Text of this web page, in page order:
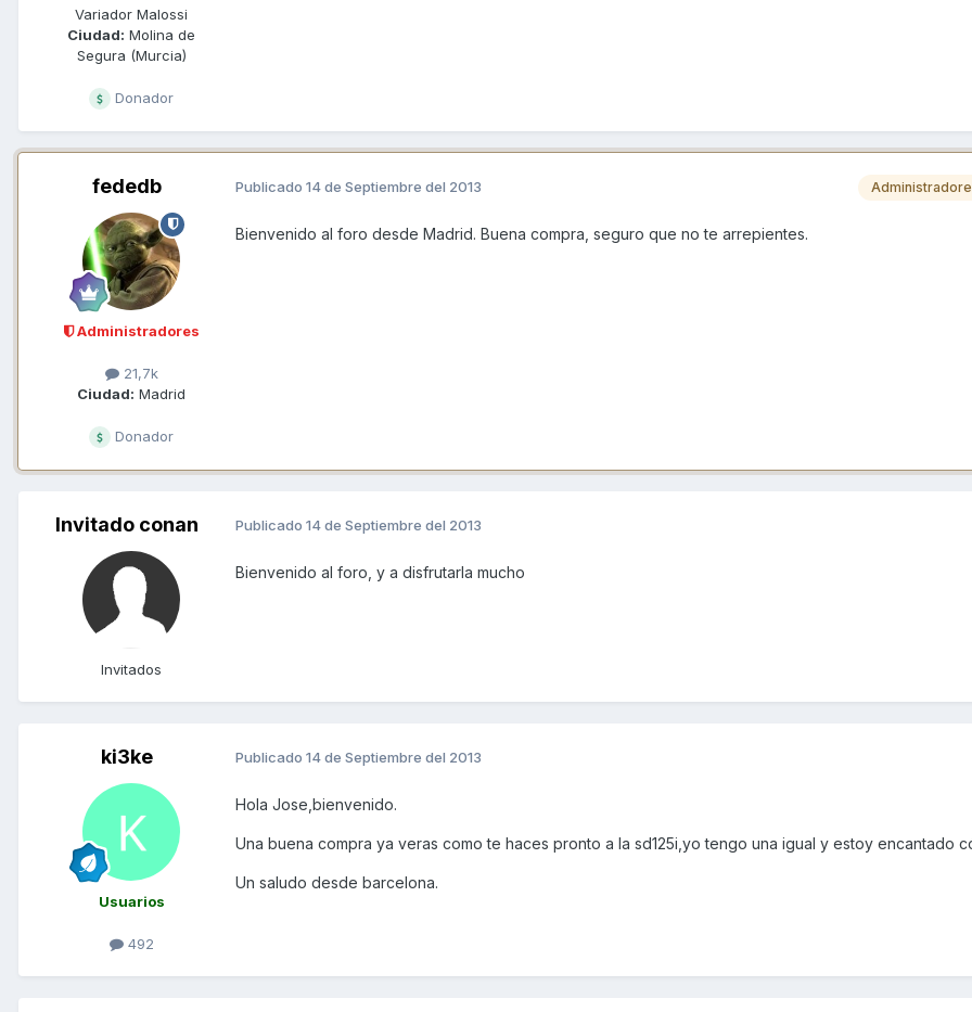
Variador Malossi
Ciudad: Molina de
Segura (Murcia)
Donador
fededb
Administradores
21,7k
Ciudad: Madrid
Donador
Publicado 14 de Septiembre del 2013
Bienvenido al foro desde Madrid. Buena compra, seguro que no te arrepientes.
Invitado conan
Invitados
Publicado 14 de Septiembre del 2013
Bienvenido al foro, y a disfrutarla mucho
ki3ke
Usuarios
492
Publicado 14 de Septiembre del 2013
Hola Jose,bienvenido.
Una buena compra ya veras como te haces pronto a la sd125i,yo tengo una igual y estoy encantado
Un saludo desde barcelona.